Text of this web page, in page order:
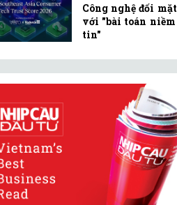
Công nghệ đối mặt
với "bài toán niềm
tin"